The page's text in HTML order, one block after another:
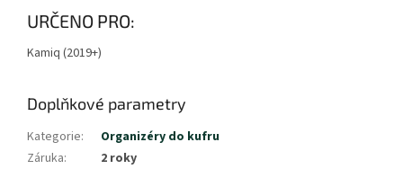
URČENO PRO:
Kamiq (2019+)
Doplňkové parametry
Kategorie:
Organizéry do kufru
Záruka:
2 roky